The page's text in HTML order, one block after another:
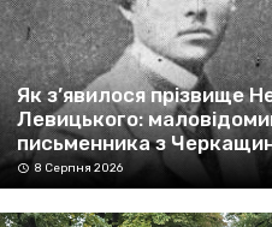
Як з’явилося прізвище
Левицького:
письменника з
8 Серпня 2026